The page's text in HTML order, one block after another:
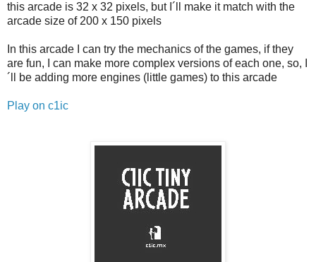
this arcade is 32 x 32 pixels, but I´ll make it match with the
arcade size of 200 x 150 pixels
In this arcade I can try the mechanics of the games, if they
are fun, I can make more complex versions of each one, so, I
´ll be adding more engines (little games) to this arcade
Play on c1ic